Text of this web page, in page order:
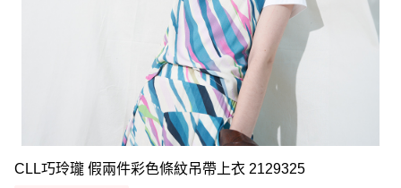
CLL巧玲瓏 假兩件彩色條紋吊帶上衣 2129325